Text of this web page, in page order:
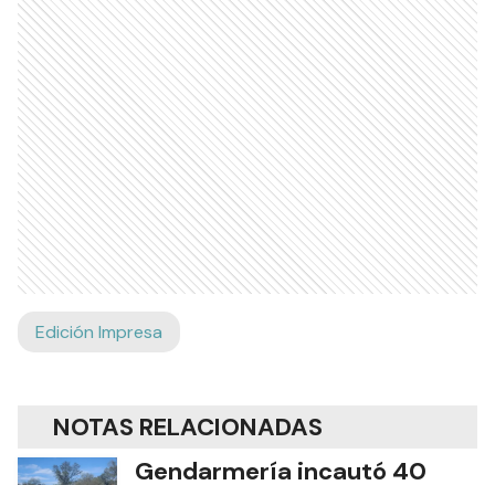
Edición Impresa
NOTAS RELACIONADAS
Gendarmería incautó 40